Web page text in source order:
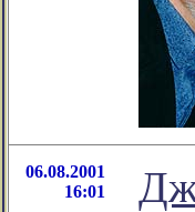
06.08.2001
16:01